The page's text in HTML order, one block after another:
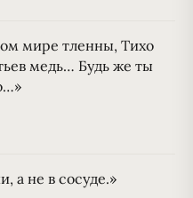
мире тленны, Тихо
медь… Будь же ты
а не в сосуде.»